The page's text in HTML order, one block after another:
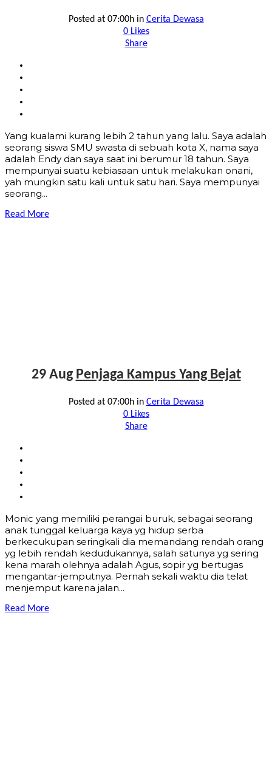
Posted at 07:00hin Cerita Dewasa
0Likes
Share
Yang kualami kurang lebih 2 tahun yang lalu. Saya adalah
seorang siswa SMU swasta di sebuah kota X, nama saya
adalah Endy dan saya saat ini berumur 18 tahun. Saya
mempunyai suatu kebiasaan untuk melakukan onani,
yah mungkin satu kali untuk satu hari. Saya mempunyai
seorang...
Read More
29 Aug Penjaga Kampus Yang Bejat
Posted at 07:00hin Cerita Dewasa
0Likes
Share
Monic yang memiliki perangai buruk, sebagai seorang
anak tunggal keluarga kaya yg hidup serba
berkecukupan seringkali dia memandang rendah orang
yg lebih rendah kedudukannya, salah satunya yg sering
kena marah olehnya adalah Agus, sopir yg bertugas
mengantar-jemputnya. Pernah sekali waktu dia telat
menjemput karena jalan...
Read More